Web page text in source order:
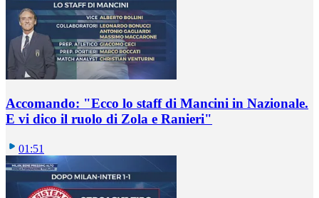
Accomando: "Ecco lo staff di Mancini in Nazionale.
E vi dico il ruolo di Zola e Ranieri"
01:51